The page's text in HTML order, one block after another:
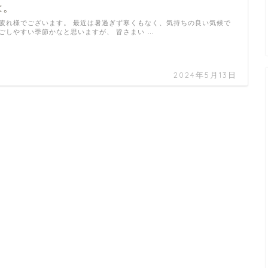
2024年5月13日
れ様でございます。 最近は暑過ぎず寒くもなく、気持ちの良い気候で
しやすい季節かなと思いますが、 皆さまい …